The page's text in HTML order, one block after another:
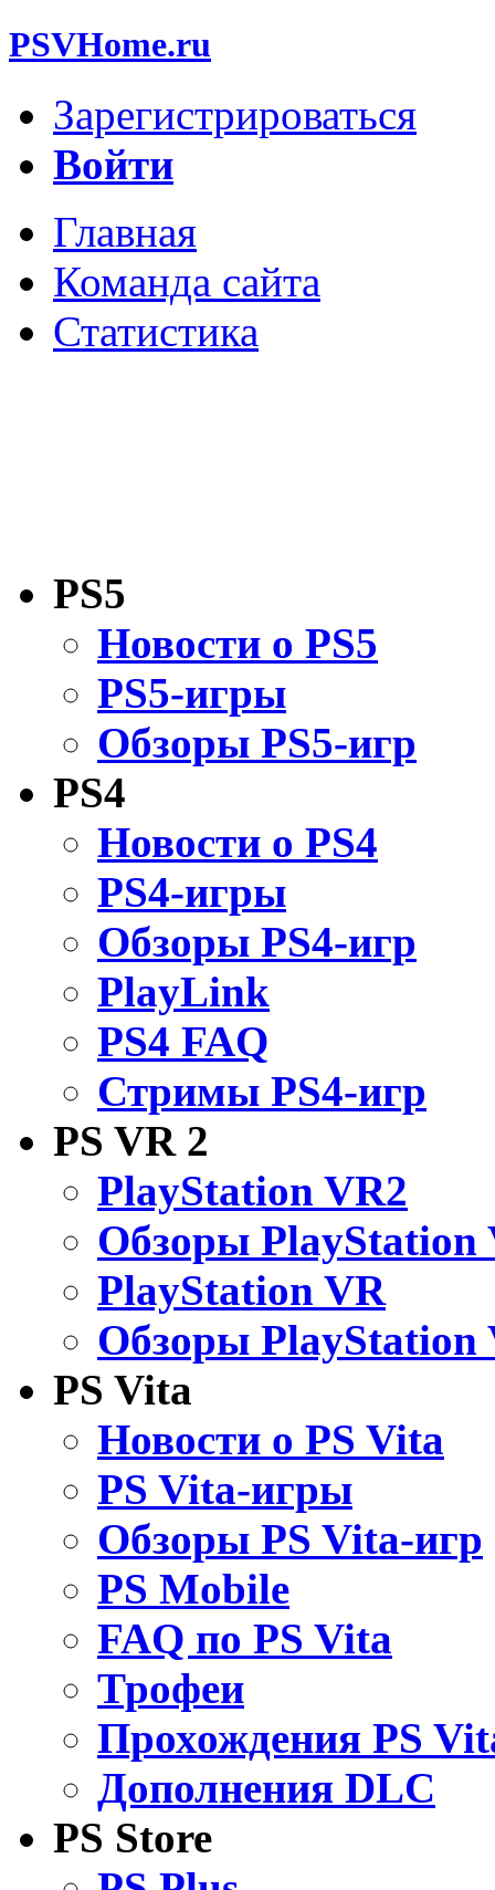
PSVHome.ru
Зарегистрироваться
Войти
Главная
Команда сайта
Статистика
PS5
Новости о PS5
PS5-игры
Обзоры PS5-игр
PS4
Новости о PS4
PS4-игры
Обзоры PS4-игр
PlayLink
PS4 FAQ
Стримы PS4-игр
PS VR 2
PlayStation VR2
Обзоры PlayStation
PlayStation VR
Обзоры PlayStation
PS Vita
Новости о PS Vita
PS Vita-игры
Обзоры PS Vita-игр
PS Mobile
FAQ по PS Vita
Трофеи
Прохождения PS
Дополнения DLC
PS Store